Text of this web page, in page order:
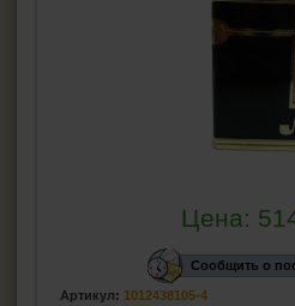
Цена:
Сообщить о
Артикул: 1012438105-4